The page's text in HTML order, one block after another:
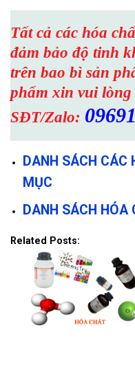
Tất cả các hóa
đảm bảo độ tinh
trên bao bì sản
phẩm xin vui
SĐT/Zalo:
DANH SÁCH CÁC
MỤC
DANH SÁCH HÓA
Related Posts: